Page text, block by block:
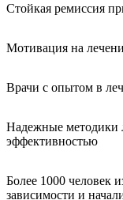
Стойкая ремиссия
Мотивация на
Врачи с опытом в
Надежные методики
эффективностью
Более 1000 человек
зависимости и